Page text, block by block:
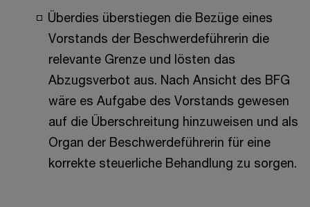
Überdies überstiegen die Bezüge eines
Vorstands der Beschwerdeführerin die
relevante Grenze und lösten das
Abzugsverbot aus. Nach Ansicht des BFG
wäre es Aufgabe des Vorstands gewesen
auf die Überschreitung hinzuweisen und als
Organ der Beschwerdeführerin für eine
korrekte steuerliche Behandlung zu sorgen.